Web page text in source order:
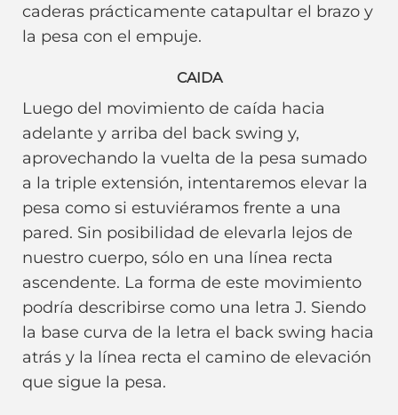
caderas prácticamente catapultar el brazo y
la pesa con el empuje.
CAIDA
Luego del movimiento de caída hacia
adelante y arriba del back swing y,
aprovechando la vuelta de la pesa sumado
a la triple extensión, intentaremos elevar la
pesa como si estuviéramos frente a una
pared. Sin posibilidad de elevarla lejos de
nuestro cuerpo, sólo en una línea recta
ascendente. La forma de este movimiento
podría describirse como una letra J. Siendo
la base curva de la letra el back swing hacia
atrás y la línea recta el camino de elevación
que sigue la pesa.